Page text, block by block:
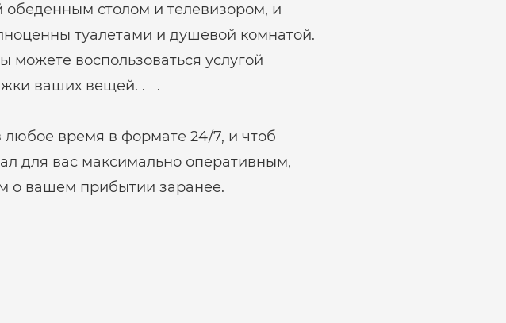
обеденным столом и телевизором, и
туалетами и душевой комнатой.
можете воспользоваться услугой
ваших вещей. . .
время в формате 24/7, и чтоб
для вас максимально оперативным,
о вашем прибытии заранее.